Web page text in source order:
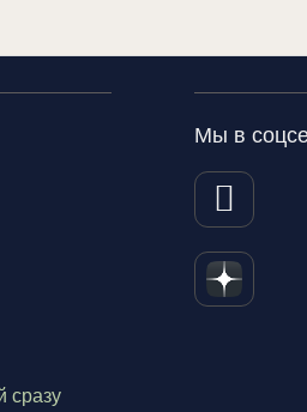
сразу
Мы в